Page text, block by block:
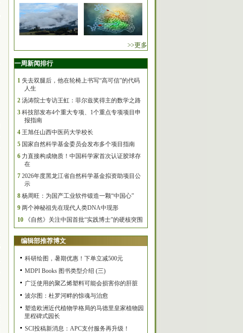
>>更多
一周新闻排行
1 失去双腿后，他在轮椅上书写“高可信”的代码
人生
2 汤涛院士专访王虹：菲尔兹奖得主的数学之路
3 科技部发布4个重大专项、1个重点专项项目申
报指南
4 王旭任山西中医药大学校长
5 国家自然科学基金委员会发布多个项目指南
6 力直接构成物质！中国科学家首次认证胶球存
在
7 2026年度黑龙江省自然科学基金拟资助项目公
示
8 杨周旺：为国产工业软件锻造一颗“中国心”
9 两个神秘祖先在现代人类DNA中现形
10
《自然》关注中国首批“实践博士”的硬核突围
编辑部推荐博文
科研绘图，暑期优惠！下单立减500元
MDPI Books 图书类型介绍 (三)
广泛使用的聚乙烯塑料可能会损害你的肝脏
波尔图：杜罗河畔的惊魂与治愈
塑造欧洲近代植物学格局的马德里皇家植物园
里程碑式园长
SCI投稿新消息：APC支付服务再升级！